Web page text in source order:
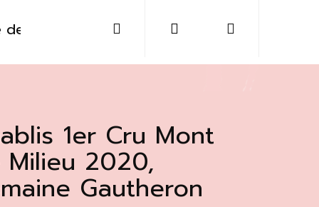
Sklo Doplňky Kontakt
Přihlášení
1er Cru Mont
Milieu 2020,
Gautheron